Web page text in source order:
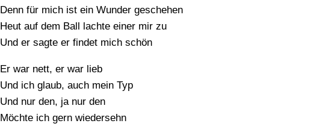
Denn für mich ist ein Wunder geschehen
Heut auf dem Ball lachte einer mir zu
Und er sagte er findet mich schön
Er war nett, er war lieb
Und ich glaub, auch mein Typ
Und nur den, ja nur den
Möchte ich gern wiedersehn